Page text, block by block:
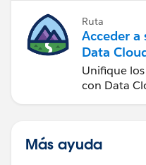
Ruta
Acceder a
Data
Unifique
con Data
Más ayuda